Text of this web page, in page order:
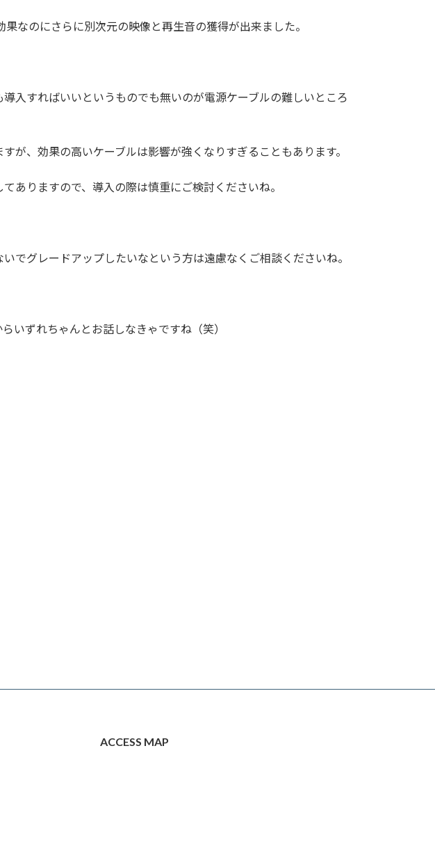
なのにさらに別次元の映像と再生音の獲得が出来ました。
入すればいいというものでも無いのが電源ケーブルの難しいところ
が、効果の高いケーブルは影響が強くなりすぎることもあります。
ありますので、導入の際は慎重にご検討くださいね。
でグレードアップしたいなという方は遠慮なくご相談くださいね。
いずれちゃんとお話しなきゃですね（笑）
ACCESS MAP